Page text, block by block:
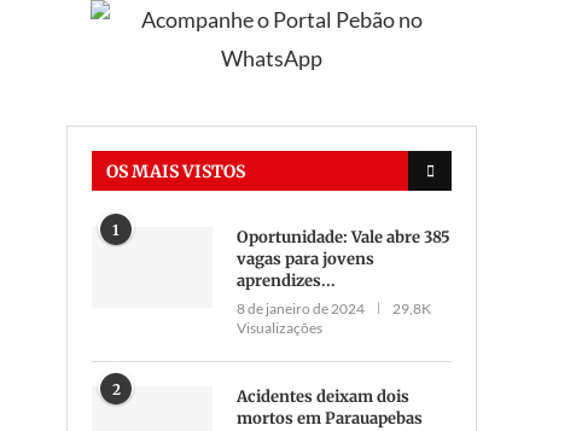
OS MAIS VISTOS
1
Oportunidade: Vale abre 385
vagas para jovens
aprendizes...
8 de janeiro de 2024
29,8K
Visualizações
2
Acidentes deixam dois
mortos em Parauapebas